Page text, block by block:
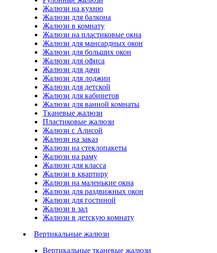
Жалюзи на кухню
Жалюзи для балкона
Жалюзи в комнату
Жалюзи на пластиковые окна
Жалюзи для мансардных окон
Жалюзи для больших окон
Жалюзи для офиса
Жалюзи для дачи
Жалюзи для лоджии
Жалюзи для детской
Жалюзи для кабинетов
Жалюзи для ванной комнаты
Тканевые жалюзи
Пластиковые жалюзи
Жалюзи с Алисой
Жалюзи на заказ
Жалюзи на стеклопакеты
Жалюзи на раму
Жалюзи для класса
Жалюзи в квартиру
Жалюзи на маленькие окна
Жалюзи для раздвижных окон
Жалюзи для гостиной
Жалюзи в зал
Жалюзи в детскую комнату
Вертикальные жалюзи
Вертикальные тканевые жалюзи